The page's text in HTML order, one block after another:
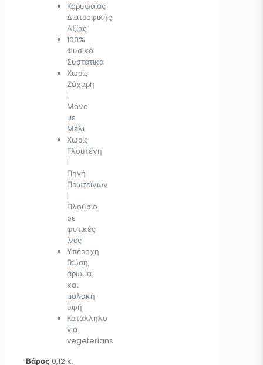
Κορυφαίας
Διατροφικής
Αξίας
100%
Φυσικά
Συστατικά
Χωρίς
Ζάχαρη
|
Μόνο
με
Μέλι
Χωρίς
Γλουτένη
|
Πηγή
Πρωτεϊνών
|
Πλούσιο
σε
φυτικές
ίνες
Υπέροχη
Γεύση,
άρωμα
και
μαλακή
υφή
Κατάλληλο
για
vegeterians
Βάρος 0,12 κ.